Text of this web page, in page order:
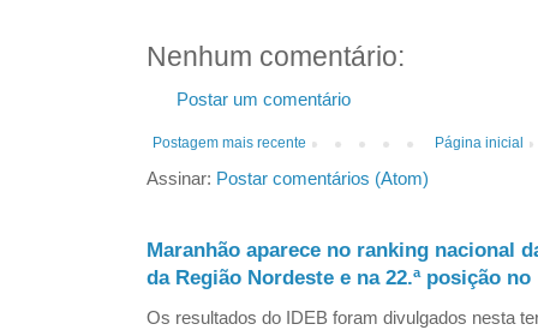
Nenhum comentário:
Postar um comentário
Postagem mais recente Página inicial
Assinar: Postar comentários (Atom)
Maranhão aparece no ranking nacional
da Região Nordeste e na 22.ª posição
Os resultados do IDEB foram divulgados nesta